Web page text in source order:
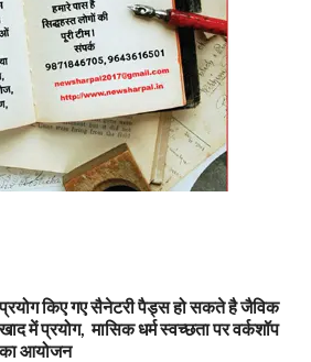
प्रयोग किए गए सैनेटरी पैड्स हो सकते है जैविक
खाद में प्रयोग, मासिक धर्म स्वच्छता पर वर्कशॉप
का आयोजन